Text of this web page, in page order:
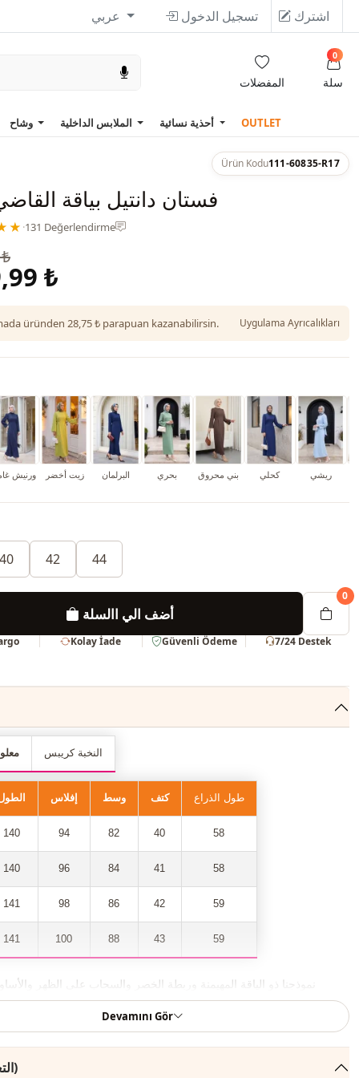
تسجيل الدخول اشترك
المفضلات سلة
0
OUTLET
Ürün Kodu111-60835-R17
فستان دانتيل بياقة
·131 Değerlendirme
₺
üründen 28,75 ₺ parapuan kazanabilirsin. Uygulama Ayrıcalıkları
ورنيش زيت أخضر البرلمان بحري بني محروق كحلي ريشي
40 42 44
أضف الي االسلة
0
Kolay İade Güvenli Ödeme 7/24 Destek
النخبة كريبس
إفلاس وسط كتف طول الذراع
140 94 82 40 58
140 96 84 41 58
141 98 86 42 59
141 100 88 43 59
نموذجنا ذو الياقة المهيمنة وربطة الخصر والسحاب على الظهر
الواسعة هو أحد أكثر القطع المرغوبة في الموسم الجديد.
عرض صفعة الذراع 20 سم.
يمكنك بسهولة شرائه بحملة وسعر مخفض واستخدامه بسهولة في أيامك
Devamını Gör
التعليقات (131)